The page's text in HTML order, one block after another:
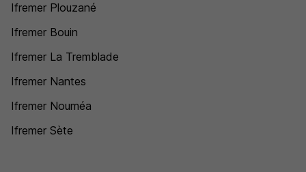
Ifremer Plouzané
Ifremer Bouin
Ifremer La Tremblade
Ifremer Nantes
Ifremer Nouméa
Ifremer Sète